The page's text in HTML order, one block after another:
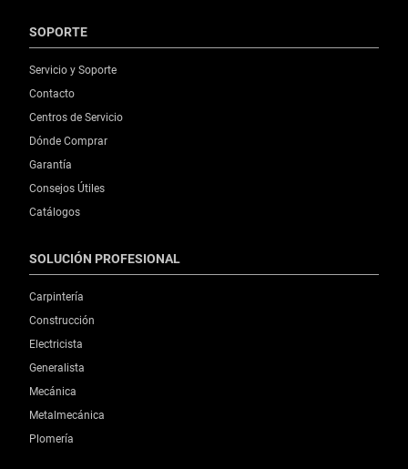
SOPORTE
Servicio y Soporte
Contacto
Centros de Servicio
Dónde Comprar
Garantía
Consejos Útiles
Catálogos
SOLUCIÓN PROFESIONAL
Carpintería
Construcción
Electricista
Generalista
Mecánica
Metalmecánica
Plomería